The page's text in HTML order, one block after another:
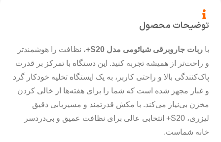
توضیحات محصول
با ربات جاروبرقی شیائومی مدل S20+
، نظافت را هوشمندتر
و راحت‌تر از همیشه تجربه کنید. این دستگاه با تمرکز بر قدرت
پاک‌کنندگی بالا و راحتی کاربر، به یک ایستگاه تخلیه خودکار گرد
و غبار مجهز شده است که شما را برای هفته‌ها از خالی کردن
مخزن بی‌نیاز می‌کند. با مکش قدرتمند و مسیریابی دقیق
لیزری، S20+ انتخابی عالی برای نظافت عمیق و بی‌دردسر
خانه شماست.